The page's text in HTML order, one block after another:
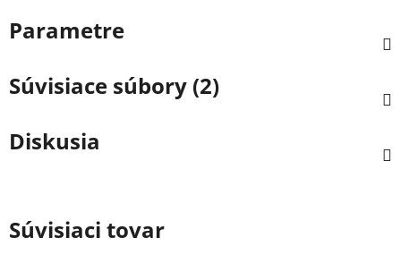
Parametre
Súvisiace súbory (2)
Diskusia
Súvisiaci tovar